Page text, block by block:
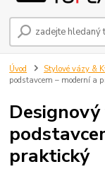
Úvod Stylové vázy &
podstavcem – moderní a
praktický